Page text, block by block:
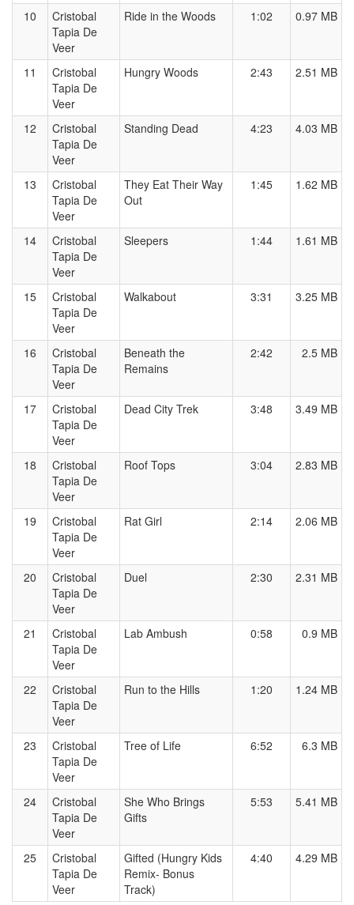
10
Cristobal
Tapia De
Veer
Ride in the Woods 1:02 0.97 MB
11
Cristobal
Tapia De
Veer
Hungry Woods 2:43 2.51 MB
12
Cristobal
Tapia De
Veer
Standing Dead 4:23 4.03 MB
13
Cristobal
Tapia De
Veer
They Eat Their Way
Out
1:45 1.62 MB
14
Cristobal
Tapia De
Veer
Sleepers 1:44 1.61 MB
15
Cristobal
Tapia De
Veer
Walkabout 3:31 3.25 MB
16
Cristobal
Tapia De
Veer
Beneath the
Remains
2:42 2.5 MB
17
Cristobal
Tapia De
Veer
Dead City Trek 3:48 3.49 MB
18
Cristobal
Tapia De
Veer
Roof Tops 3:04 2.83 MB
19
Cristobal
Tapia De
Veer
Rat Girl 2:14 2.06 MB
20
Cristobal
Tapia De
Veer
Duel 2:30 2.31 MB
21
Cristobal
Tapia De
Veer
Lab Ambush 0:58 0.9 MB
22
Cristobal
Tapia De
Veer
Run to the Hills 1:20 1.24 MB
23
Cristobal
Tapia De
Veer
Tree of Life 6:52 6.3 MB
24
Cristobal
Tapia De
Veer
She Who Brings
Gifts
5:53 5.41 MB
25
Cristobal
Tapia De
Veer
Gifted (Hungry Kids
Remix- Bonus
Track)
4:40 4.29 MB